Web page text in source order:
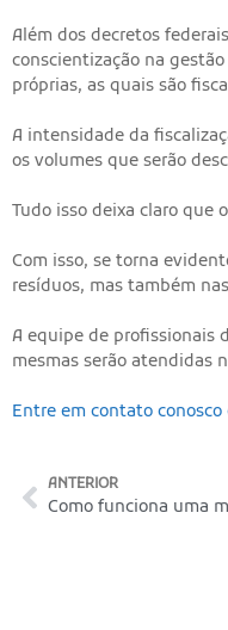
Além dos decretos
conscientização na
próprias, as quais são
A intensidade da
os volumes que serão
Tudo isso deixa claro que
Com isso, se torna
resíduos, mas também
A equipe de profissionais
mesmas serão atendidas
Entre em contato
ANTERIOR
Como funciona uma